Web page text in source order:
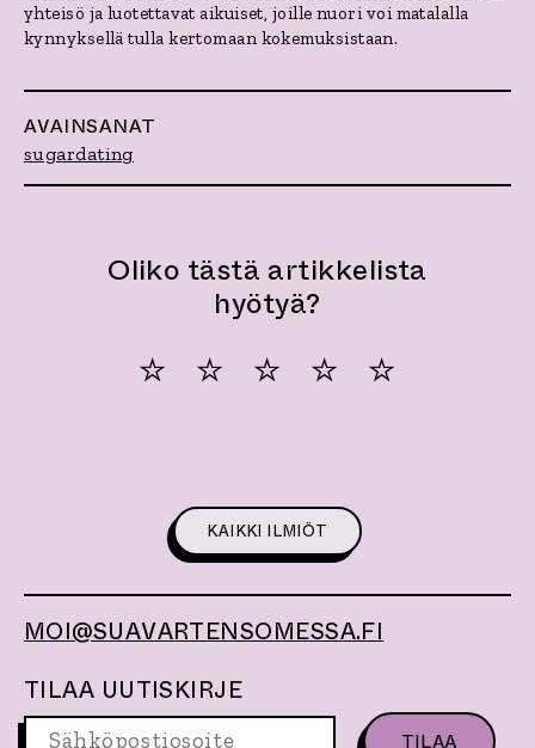
yhteisö ja luotettavat aikuiset, joille nuori voi matalalla
kynnyksellä tulla kertomaan kokemuksistaan.
AVAINSANAT
sugardating
KAIKKI ILMIÖT
MOI@SUAVARTENSOMESSA.FI
TILAA UUTISKIRJE
S